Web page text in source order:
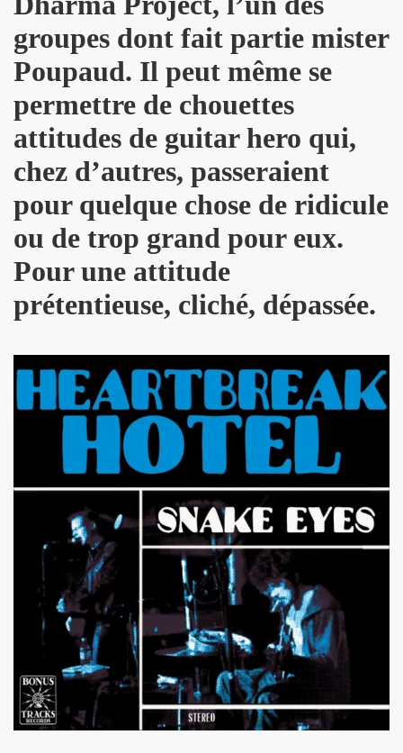
groupes dont fait partie mister
Poupaud. Il peut même se
permettre de chouettes
attitudes de guitar hero qui,
chez d’autres, passeraient
pour quelque chose de ridicule
ou de trop grand pour eux.
Pour une attitude
prétentieuse, cliché, dépassée.
et JEAN WILLIAM THOURY par PHILIPPE
vivant" et "De l amour") les 27 et 29 novembre 2015
+ PHILIPPE ALMOSNINO (concert "Mutant Love"
DEVICE (1982 a 1989) : 45 revolutions par minute,
de Paris a Sete (du 2 au 4 novembre 2015).
du 23 au 25 octobre 2015 a Biarritz.
intimiste à paraître en 2016.
???" et "Psycho Tropical Berlin") le 5 juillet 2015 au
(2015) : chronique detaillee.
le 4 mai 2015 au PALAIS DES SPORTS (Paris) :
le 3 avril 2015 a LA BOULE NOIRE (Paris) : compte
plus pour Dieu") + BENJAMIN SCHOOS ("Beau
"Hommage a PASCAL BORNE" (guitariste de
Dietrich et Marilyn Monroe) dans les "MUGLER
dans le journal "CANDY" n°8 (hiver 2014 2015).
cinq minutes, j'suis prete !" et "Redevenir modeste") :
man show "2") le 4 janvier 2015 au THEATRE DEJAZET
chanteuse de Superbus) le 25 septembre 2014 au
» de MINISTERE A.M.E.R (Stomy Bugsy et Passi)